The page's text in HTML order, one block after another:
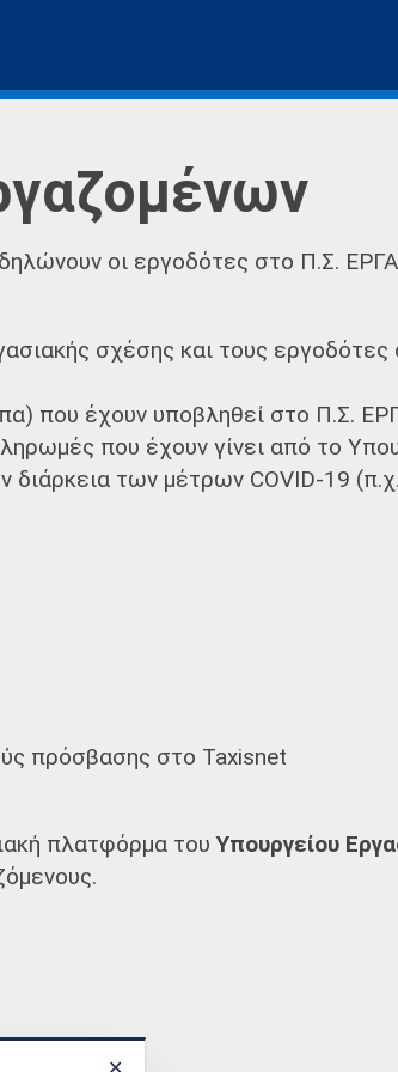
οι εργοδότες στο Π.Σ.
σχέσης και τους
που έχουν υποβληθεί στο Π.Σ.
που έχουν γίνει από το
διάρκεια των μέτρων COVID-19
πρόσβασης στο Taxisnet
πλατφόρμα τουΥπουργείου
✕